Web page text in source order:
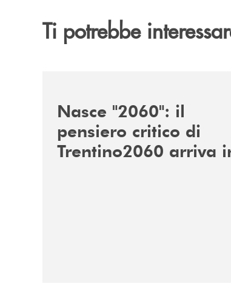
Ti potrebbe
Nasce "2060": il
pensiero critico di
Trentino2060 arriva